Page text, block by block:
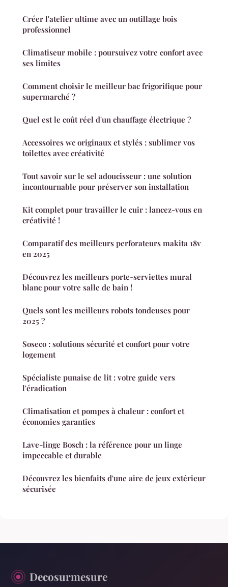
Créer l'atelier ultime avec un outillage bois
professionnel
Climatiseur mobile : poursuivez votre confort avec
ses limites
Comment choisir le meilleur bac frigorifique pour
supermarché ?
Quel est le coût réel d'un chauffage électrique ?
Accessoires wc originaux et stylés : sublimer vos
toilettes avec créativité
Tout savoir sur le sel adoucisseur : une solution
incontournable pour préserver son installation
Kit complet pour travailler le cuir : lancez-vous en
créativité !
Comparatif des meilleurs perforateurs makita 18v
en 2025
Découvrez les meilleurs porte-serviettes mural
blanc pour votre salle de bain !
Quels sont les meilleurs robots tondeuses pour
2025 ?
Soseco : solutions sécurité et confort pour votre
logement
Spécialiste punaise de lit : votre guide vers
l'éradication
Climatisation et pompes à chaleur : confort et
économies garanties
Lave-linge Bosch : la référence pour un linge
impeccable et durable
Découvrez les bienfaits d'une aire de jeux extérieur
sécurisée
Decosurmesure